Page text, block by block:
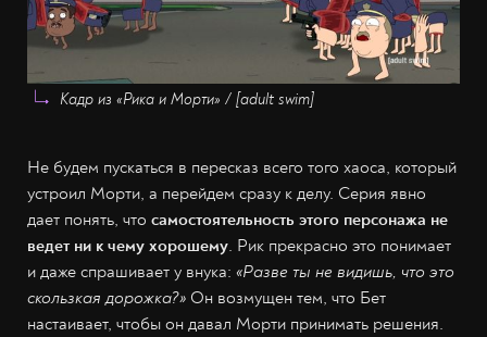
Кадр из «Рика и Морти» / [adult swim]
Не будем пускаться в пересказ всего того хаоса, который
устроил Морти, а перейдем сразу к делу. Серия явно
дает понять, что самостоятельность этого персонажа не
ведет ни к чему хорошему. Рик прекрасно это понимает
и даже спрашивает у внука: «Разве ты не видишь, что это
скользкая дорожка?» Он возмущен тем, что Бет
настаивает, чтобы он давал Морти принимать решения.